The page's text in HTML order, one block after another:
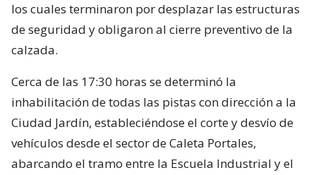
los cuales terminaron por desplazar las estructuras
de seguridad y obligaron al cierre preventivo de la
calzada.
Cerca de las 17:30 horas se determinó la
inhabilitación de todas las pistas con dirección a la
Ciudad Jardín, estableciéndose el corte y desvío de
vehículos desde el sector de Caleta Portales,
abarcando el tramo entre la Escuela Industrial y el